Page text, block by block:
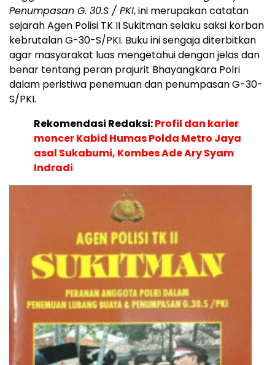
Penumpasan G. 30.S / PKI, ini merupakan catatan
sejarah Agen Polisi TK II Sukitman selaku saksi korban
kebrutalan G-30-S/PKI. Buku ini sengaja diterbitkan
agar masyarakat luas mengetahui dengan jelas dan
benar tentang peran prajurit Bhayangkara Polri
dalam peristiwa penemuan dan penumpasan G-30-
S/PKI.
Rekomendasi Redaksi:Profil dan karier
moncer Kabid Humas Polda Metro Jaya
asal Sukabumi, Kombes Ade Ary Syam
Indradi